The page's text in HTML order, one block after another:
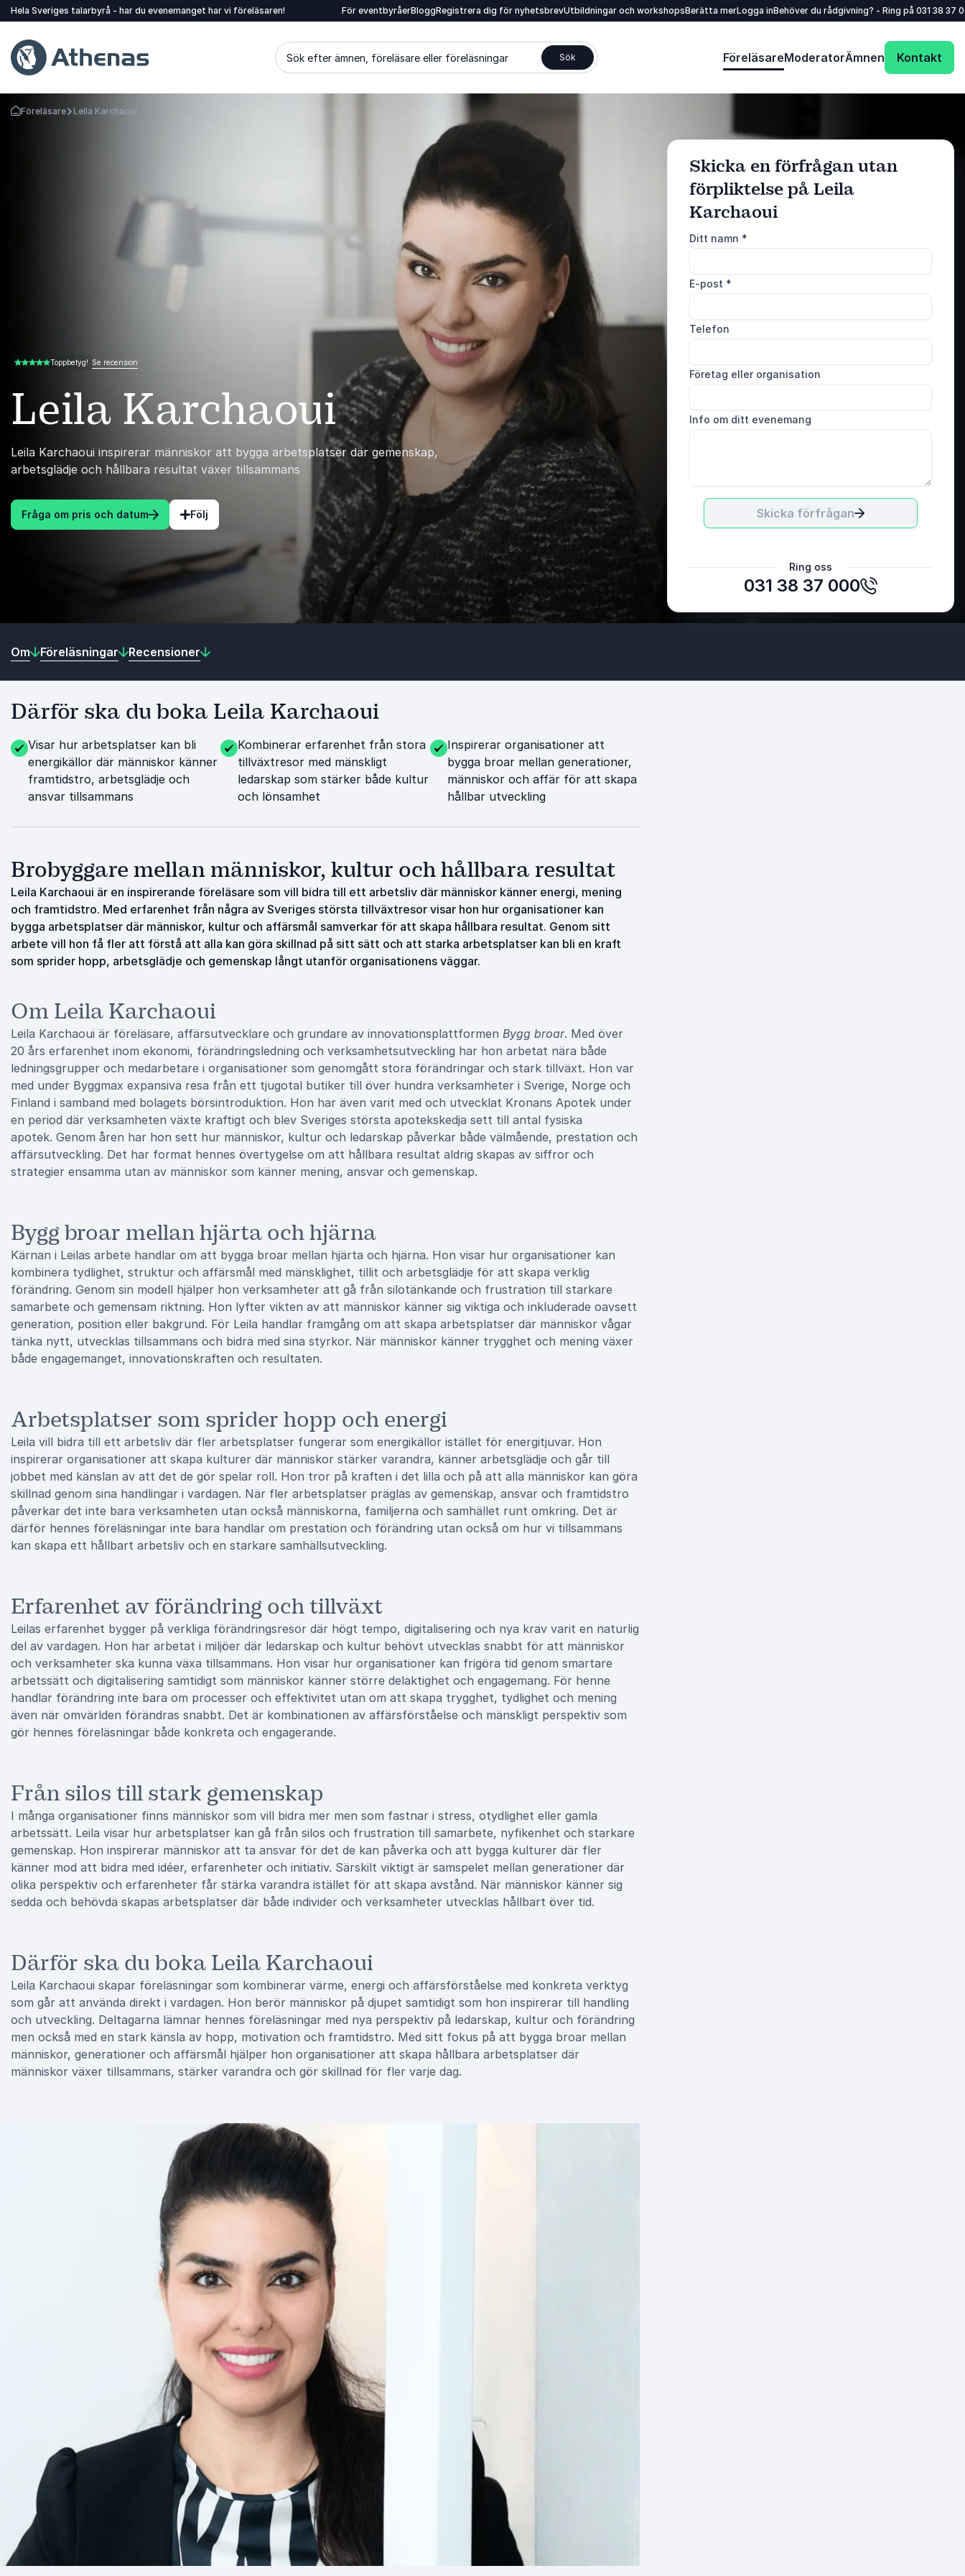
Hela Sveriges talarbyrå - har du evenemanget har vi föreläsaren! För eventbyråerBloggRegistrera dig för nyhetsbrevUtbildningar och workshopsBerätta merLogga inBehöver du rådgivning? - Ring på 031 38 37
Sök efter ämnen, föreläsare eller föreläsningar Sök FöreläsareModeratorÄmnen Kontakt
Gå tillbaka till startsidan
Föreläsare Leila Karchaoui
Leila Karchaoui
Leila Karchaoui inspirerar människor att bygga arbetsplatser där gemenskap,
arbetsglädje och hållbara resultat växer tillsammans
Fråga om pris och datum Följ
5.00 av 5Toppbetyg! Se recension
Skicka en förfrågan utan
förpliktelse på Leila
Karchaoui
Ditt namn *
E-post *
Telefon
Företag eller organisation
Info om ditt evenemang
Skicka förfrågan
Ring oss
031 38 37 000
Skicka förfrågan
Om Föreläsningar Recensioner
Därför ska du boka Leila Karchaoui
Visar hur arbetsplatser kan bli
energikällor där människor känner
framtidstro, arbetsglädje och
ansvar tillsammans
Kombinerar erfarenhet från stora
tillväxtresor med mänskligt
ledarskap som stärker både kultur
och lönsamhet
Inspirerar organisationer att
bygga broar mellan generationer,
människor och affär för att skapa
hållbar utveckling
Brobyggare mellan människor, kultur och hållbara resultat
Leila Karchaoui är en inspirerande föreläsare som vill bidra till ett arbetsliv där människor känner energi, mening
och framtidstro. Med erfarenhet från några av Sveriges största tillväxtresor visar hon hur organisationer kan
bygga arbetsplatser där människor, kultur och affärsmål samverkar för att skapa hållbara resultat. Genom sitt
arbete vill hon få fler att förstå att alla kan göra skillnad på sitt sätt och att starka arbetsplatser kan bli en kraft
som sprider hopp, arbetsglädje och gemenskap långt utanför organisationens väggar.
Om Leila Karchaoui
Leila Karchaoui är föreläsare, affärsutvecklare och grundare av innovationsplattformen Bygg broar. Med över
20 års erfarenhet inom ekonomi, förändringsledning och verksamhetsutveckling har hon arbetat nära både
ledningsgrupper och medarbetare i organisationer som genomgått stora förändringar och stark tillväxt. Hon var
med under Byggmax expansiva resa från ett tjugotal butiker till över hundra verksamheter i Sverige, Norge och
Finland i samband med bolagets börsintroduktion. Hon har även varit med och utvecklat Kronans Apotek under
en period där verksamheten växte kraftigt och blev Sveriges största apotekskedja sett till antal fysiska
apotek. Genom åren har hon sett hur människor, kultur och ledarskap påverkar både välmående, prestation och
affärsutveckling. Det har format hennes övertygelse om att hållbara resultat aldrig skapas av siffror och
strategier ensamma utan av människor som känner mening, ansvar och gemenskap.
Bygg broar mellan hjärta och hjärna
Kärnan i Leilas arbete handlar om att bygga broar mellan hjärta och hjärna. Hon visar hur organisationer kan
kombinera tydlighet, struktur och affärsmål med mänsklighet, tillit och arbetsglädje för att skapa verklig
förändring. Genom sin modell hjälper hon verksamheter att gå från silotänkande och frustration till starkare
samarbete och gemensam riktning. Hon lyfter vikten av att människor känner sig viktiga och inkluderade oavsett
generation, position eller bakgrund. För Leila handlar framgång om att skapa arbetsplatser där människor vågar
tänka nytt, utvecklas tillsammans och bidra med sina styrkor. När människor känner trygghet och mening växer
både engagemanget, innovationskraften och resultaten.
Arbetsplatser som sprider hopp och energi
Leila vill bidra till ett arbetsliv där fler arbetsplatser fungerar som energikällor istället för energitjuvar. Hon
inspirerar organisationer att skapa kulturer där människor stärker varandra, känner arbetsglädje och går till
jobbet med känslan av att det de gör spelar roll. Hon tror på kraften i det lilla och på att alla människor kan göra
skillnad genom sina handlingar i vardagen. När fler arbetsplatser präglas av gemenskap, ansvar och framtidstro
påverkar det inte bara verksamheten utan också människorna, familjerna och samhället runt omkring. Det är
därför hennes föreläsningar inte bara handlar om prestation och förändring utan också om hur vi tillsammans
kan skapa ett hållbart arbetsliv och en starkare samhällsutveckling.
Erfarenhet av förändring och tillväxt
Leilas erfarenhet bygger på verkliga förändringsresor där högt tempo, digitalisering och nya krav varit en naturlig
del av vardagen. Hon har arbetat i miljöer där ledarskap och kultur behövt utvecklas snabbt för att människor
och verksamheter ska kunna växa tillsammans. Hon visar hur organisationer kan frigöra tid genom smartare
arbetssätt och digitalisering samtidigt som människor känner större delaktighet och engagemang. För henne
handlar förändring inte bara om processer och effektivitet utan om att skapa trygghet, tydlighet och mening
även när omvärlden förändras snabbt. Det är kombinationen av affärsförståelse och mänskligt perspektiv som
gör hennes föreläsningar både konkreta och engagerande.
Från silos till stark gemenskap
I många organisationer finns människor som vill bidra mer men som fastnar i stress, otydlighet eller gamla
arbetssätt. Leila visar hur arbetsplatser kan gå från silos och frustration till samarbete, nyfikenhet och starkare
gemenskap. Hon inspirerar människor att ta ansvar för det de kan påverka och att bygga kulturer där fler
känner mod att bidra med idéer, erfarenheter och initiativ. Särskilt viktigt är samspelet mellan generationer där
olika perspektiv och erfarenheter får stärka varandra istället för att skapa avstånd. När människor känner sig
sedda och behövda skapas arbetsplatser där både individer och verksamheter utvecklas hållbart över tid.
Därför ska du boka Leila Karchaoui
Leila Karchaoui skapar föreläsningar som kombinerar värme, energi och affärsförståelse med konkreta verktyg
som går att använda direkt i vardagen. Hon berör människor på djupet samtidigt som hon inspirerar till handling
och utveckling. Deltagarna lämnar hennes föreläsningar med nya perspektiv på ledarskap, kultur och förändring
men också med en stark känsla av hopp, motivation och framtidstro. Med sitt fokus på att bygga broar mellan
människor, generationer och affärsmål hjälper hon organisationer att skapa hållbara arbetsplatser där
människor växer tillsammans, stärker varandra och gör skillnad för fler varje dag.